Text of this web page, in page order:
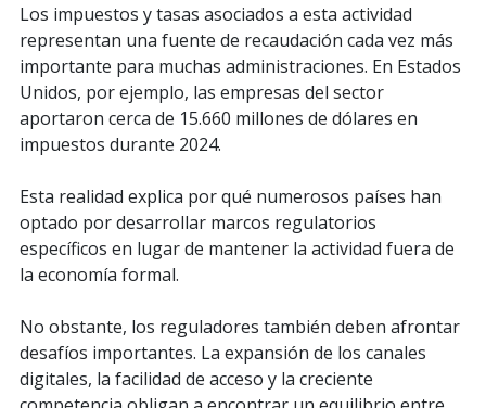
Los impuestos y tasas asociados a esta actividad
representan una fuente de recaudación cada vez más
importante para muchas administraciones. En Estados
Unidos, por ejemplo, las empresas del sector
aportaron cerca de 15.660 millones de dólares en
impuestos durante 2024.
Esta realidad explica por qué numerosos países han
optado por desarrollar marcos regulatorios
específicos en lugar de mantener la actividad fuera de
la economía formal.
No obstante, los reguladores también deben afrontar
desafíos importantes. La expansión de los canales
digitales, la facilidad de acceso y la creciente